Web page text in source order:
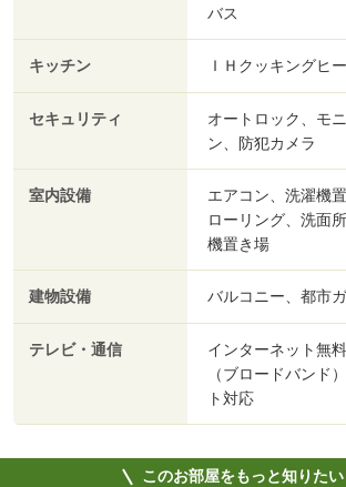
バス
キッチン ＩＨクッキングヒ
セキュリティ
オートロック、モ
ン、防犯カメラ
室内設備
エアコン、洗濯機
ローリング、洗面
機置き場
建物設備 バルコニー、都市
テレビ・通信
インターネット無
（ブロードバンド
ト対応
このお部屋をもっと知りたい